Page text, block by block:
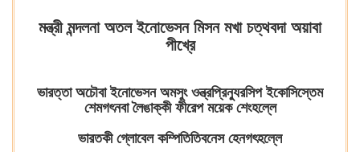
মন্ত্রী মন্দলনা অতল ইনোভেসন মিসন মখা চত্থবদা অয়াবা
পীখ্রে
ভারত্তা অচৌবা ইনোভেসন অমসুং ওন্ত্রপ্রিন্যুরসিপ ইকোসিস্তেম
শেমগৎনবা লৈঙাক্কী ফীরেপ ময়েক শেংহল্লে
ভারতকী গ্লোবেল কম্পিতিতিবনেস হেনগৎহল্লে